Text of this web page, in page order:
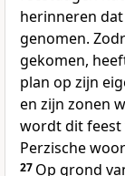
herinneren
genomen.
gekomen,
plan op zijn
en zijn zonen
wordt dit feest
Perzische
27 Op grond